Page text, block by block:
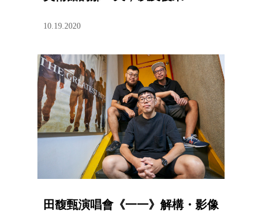
10.19.2020
田馥甄演唱會《一一》解構・影像